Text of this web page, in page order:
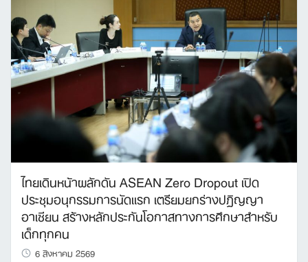
ไทยเดินหน้าผลักดัน ASEAN Zero Dropout เปิด
ประชุมอนุกรรมการนัดแรก เตรียมยกร่างปฏิญญา
อาเซียน สร้างหลักประกันโอกาสทางการศึกษาสำหรับ
เด็กทุกคน
6 สิงหาคม 2569